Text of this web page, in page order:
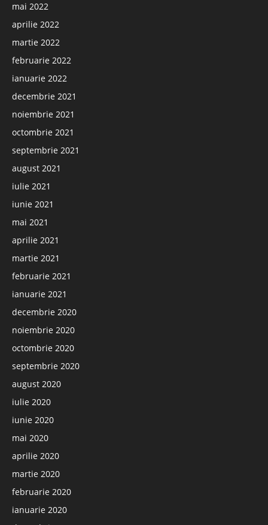
mai 2022
aprilie 2022
martie 2022
februarie 2022
ianuarie 2022
decembrie 2021
noiembrie 2021
octombrie 2021
septembrie 2021
august 2021
iulie 2021
iunie 2021
mai 2021
aprilie 2021
martie 2021
februarie 2021
ianuarie 2021
decembrie 2020
noiembrie 2020
octombrie 2020
septembrie 2020
august 2020
iulie 2020
iunie 2020
mai 2020
aprilie 2020
martie 2020
februarie 2020
ianuarie 2020